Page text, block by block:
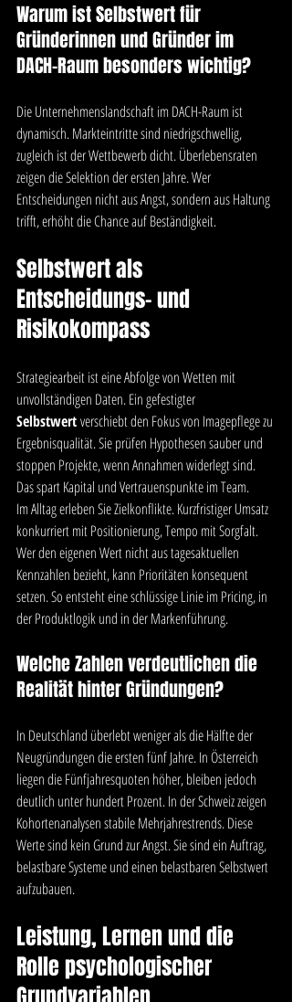
Warum ist Selbstwert für
Gründerinnen und Gründer im
DACH-Raum besonders wichtig?
Die Unternehmenslandschaft im DACH-Raum ist
dynamisch. Markteintritte sind niedrigschwellig,
zugleich ist der Wettbewerb dicht. Überlebensraten
zeigen die Selektion der ersten Jahre. Wer
Entscheidungen nicht aus Angst, sondern aus Haltung
trifft, erhöht die Chance auf Beständigkeit.
Selbstwert als
Entscheidungs- und
Risikokompass
Strategiearbeit ist eine Abfolge von Wetten mit
unvollständigen Daten. Ein gefestigter
Selbstwert verschiebt den Fokus von Imagepflege zu
Ergebnisqualität. Sie prüfen Hypothesen sauber und
stoppen Projekte, wenn Annahmen widerlegt sind.
Das spart Kapital und Vertrauenspunkte im Team.
Im Alltag erleben Sie Zielkonflikte. Kurzfristiger Umsatz
konkurriert mit Positionierung, Tempo mit Sorgfalt.
Wer den eigenen Wert nicht aus tagesaktuellen
Kennzahlen bezieht, kann Prioritäten konsequent
setzen. So entsteht eine schlüssige Linie im Pricing, in
der Produktlogik und in der Markenführung.
Welche Zahlen verdeutlichen die
Realität hinter Gründungen?
In Deutschland überlebt weniger als die Hälfte der
Neugründungen die ersten fünf Jahre. In Österreich
liegen die Fünfjahresquoten höher, bleiben jedoch
deutlich unter hundert Prozent. In der Schweiz zeigen
Kohortenanalysen stabile Mehrjahrestrends. Diese
Werte sind kein Grund zur Angst. Sie sind ein Auftrag,
belastbare Systeme und einen belastbaren Selbstwert
aufzubauen.
Leistung, Lernen und die
Rolle psychologischer